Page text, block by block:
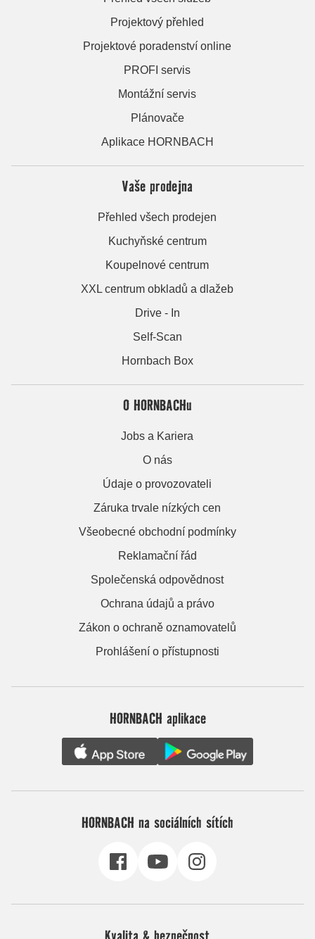
Projektový přehled
Projektové poradenství online
PROFI servis
Montážní servis
Plánovače
Aplikace HORNBACH
Vaše prodejna
Přehled všech prodejen
Kuchyňské centrum
Koupelnové centrum
XXL centrum obkladů a dlažeb
Drive - In
Self-Scan
Hornbach Box
O HORNBACHu
Jobs a Kariera
O nás
Údaje o provozovateli
Záruka trvale nízkých cen
Všeobecné obchodní podmínky
Reklamační řád
Společenská odpovědnost
Ochrana údajů a právo
Zákon o ochraně oznamovatelů
Prohlášení o přístupnosti
HORNBACH aplikace
HORNBACH na sociálních sítích